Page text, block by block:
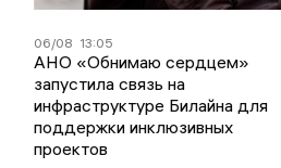
06/08 13:05
АНО «Обнимаю сердцем»
запустила связь на
инфраструктуре Билайна для
поддержки инклюзивных
проектов